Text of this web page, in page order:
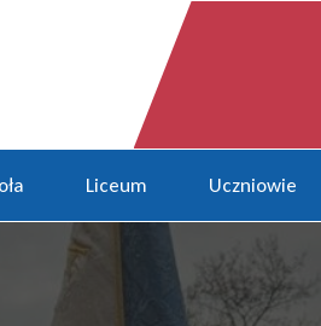
Polskę
Liceum Uczniowie